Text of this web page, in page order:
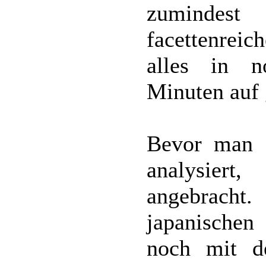
alles in
Minuten auf
Bevor man
noch mit